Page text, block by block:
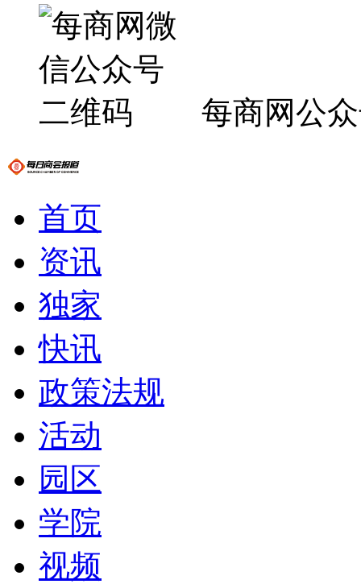
每商网公
首页
资讯
独家
快讯
政策法规
活动
园区
学院
视频